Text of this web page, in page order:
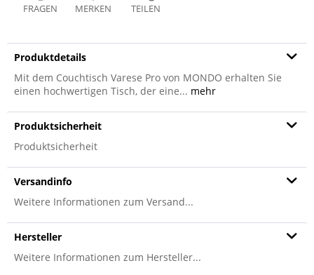
FRAGEN MERKEN TEILEN
Produktdetails
Mit dem Couchtisch Varese Pro von MONDO erhalten Sie
einen hochwertigen Tisch, der eine... mehr
Produktsicherheit
Produktsicherheit
Versandinfo
Weitere Informationen zum Versand...
Hersteller
Weitere Informationen zum Hersteller...